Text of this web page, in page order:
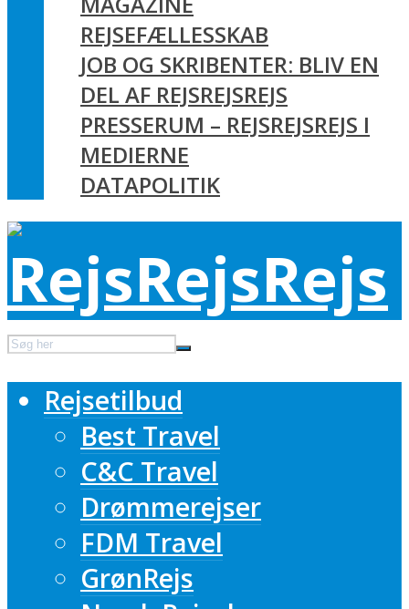
REJSEFÆLLESSKAB
JOB OG SKRIBENTER: BLIV EN
DEL AF REJSREJSREJS
PRESSERUM – REJSREJSREJS I
MEDIERNE
DATAPOLITIK
Rejsetilbud
Best Travel
C&C Travel
Drømmerejser
FDM Travel
GrønRejs